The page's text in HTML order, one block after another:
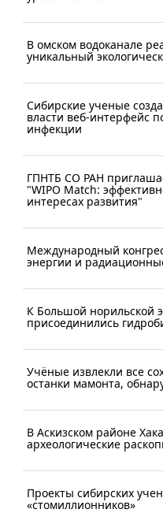
В омском водоканале
уникальный
Сибирские ученые
власти веб-интерфейс
инфекции
ГПНТБ СО РАН
"WIPO Match:
интересах развития"
Международный
энергии и
К Большой норильской
присоединились
Учёные извлекли все
останки мамонта,
В Аскизском районе
археологические
Проекты сибирских
«стомиллионников»